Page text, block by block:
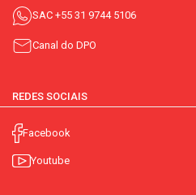
SAC +55 31 9744 5106
Canal do DPO
REDES SOCIAIS
Facebook
Youtube